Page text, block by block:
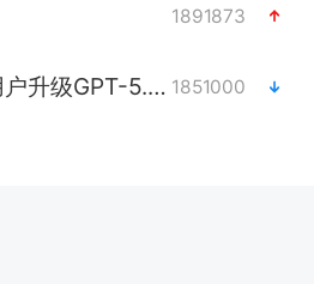
1891873
OpenAI为免费用户升级GPT-5.6 Luna 1851000